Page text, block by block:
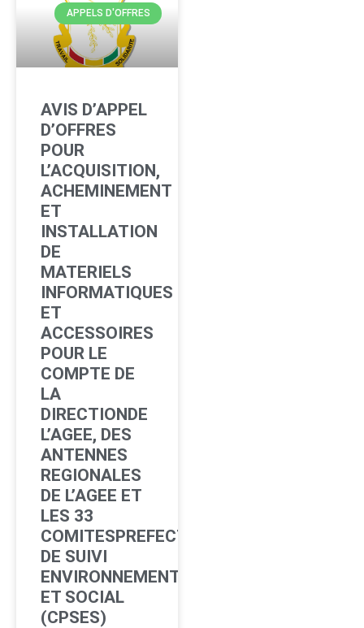
APPELS D'OFFRES
AVIS D’APPEL
D’OFFRES
POUR
L’ACQUISITION,
ACHEMINEMENT
ET
INSTALLATION
DE
MATERIELS
INFORMATIQUES
ET
ACCESSOIRES
POUR LE
COMPTE DE
LA
DIRECTIONDE
L’AGEE, DES
ANTENNES
REGIONALES
DE L’AGEE ET
LES 33
COMITESPREFECTORAUX
DE SUIVI
ENVIRONNEMENTAL
ET SOCIAL
(CPSES)